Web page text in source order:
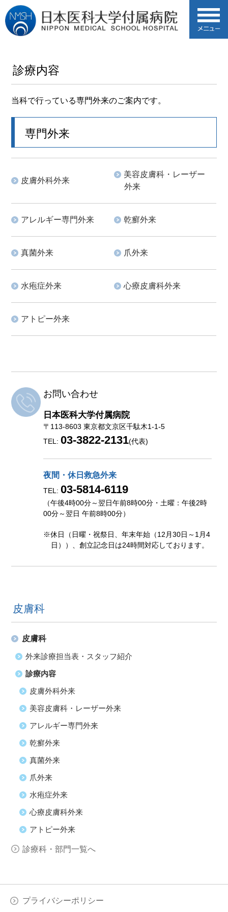
診療内容
当科で行っている専門外来のご案内です。
専門外来
皮膚外科外来
美容皮膚科・レーザー
外来
アレルギー専門外来 乾癬外来
真菌外来 爪外来
水疱症外来 心療皮膚科外来
アトピー外来
お問い合わせ
日本医科大学付属病院
〒113-8603 東京都文京区千駄木1-1-5
TEL:03-3822-2131(代表)
夜間・休日救急外来
TEL:03-5814-6119
（午後4時00分～翌日午前8時00分・土曜：午後2時
00分～翌日 午前8時00分）
※休日（日曜・祝祭日、年末年始（12月30日～1月4
日））、創立記念日は24時間対応しております。
皮膚科
皮膚科
外来診療担当表・スタッフ紹介
診療内容
皮膚外科外来
美容皮膚科・レーザー外来
アレルギー専門外来
乾癬外来
真菌外来
爪外来
水疱症外来
心療皮膚科外来
アトピー外来
診療科・部門一覧へ
プライバシーポリシー